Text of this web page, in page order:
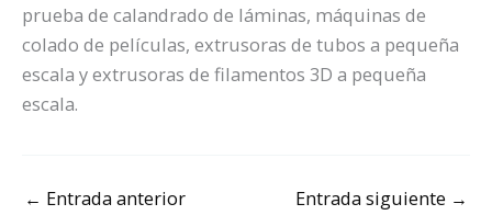
prueba de calandrado de láminas, máquinas de
colado de películas, extrusoras de tubos a pequeña
escala y extrusoras de filamentos 3D a pequeña
escala.
← Entrada anterior Entrada siguiente →